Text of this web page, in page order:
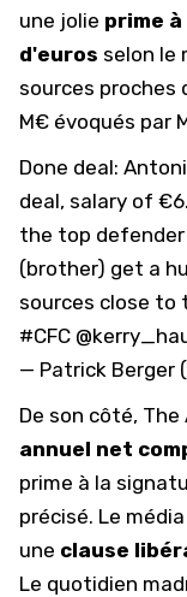
une jolie prime
d'euros selon le
sources proches
M€ évoqués par
Done deal:
deal, salary of
the top defender
(brother) get a
sources close to
#CFC
— Patrick Berger
De son côté,
annuel net
prime à la
précisé. Le
une clause
Le quotidien